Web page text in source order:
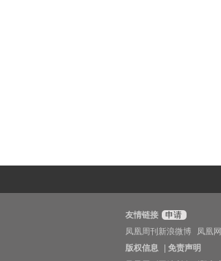
友情链接
申请
凤凰周刊新浪微博
凤凰网
版权信息
免责声明